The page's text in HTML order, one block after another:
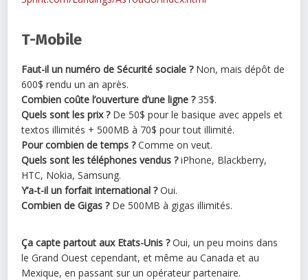
T-Mobile
Faut-il un numéro de Sécurité sociale ?Non, mais dépôt de
600$ rendu un an après.
Combien coûte l’ouverture d’une ligne ?35$.
Quels sont les prix ?De 50$ pour le basique avec appels et
textos illimités + 500MB à 70$ pour tout illimité.
Pour combien de temps ?Comme on veut.
Quels sont les téléphones vendus ?iPhone, Blackberry,
HTC, Nokia, Samsung.
Y’a-t-il un forfait international ?Oui.
Combien de Gigas ?De 500MB à gigas illimités.
Ça capte partout aux Etats-Unis ?Oui, un peu moins dans
le Grand Ouest cependant, et même au Canada et au
Mexique, en passant sur un opérateur partenaire.